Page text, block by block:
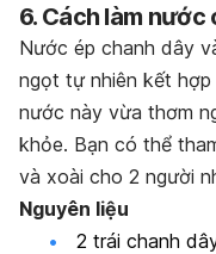
6. Cách làm
Nước ép chanh dây
ngọt tự nhiên kết
nước này vừa thơm
khỏe. Bạn có thể
và xoài cho 2 người
Nguyên liệu
2 trái chanh